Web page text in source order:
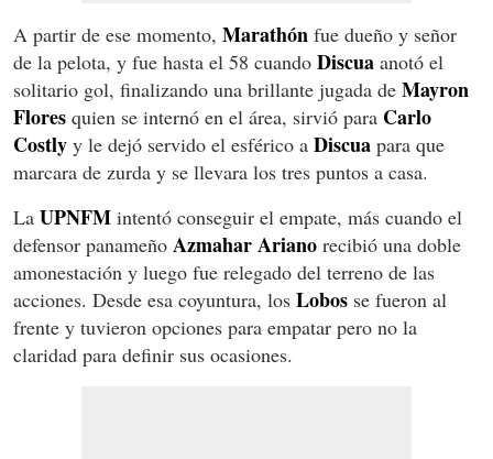
A partir de ese momento, Marathón fue dueño y señor
de la pelota, y fue hasta el 58 cuando Discua anotó el
solitario gol, finalizando una brillante jugada de Mayron
Flores quien se internó en el área, sirvió para Carlo
Costly y le dejó servido el esférico a Discua para que
marcara de zurda y se llevara los tres puntos a casa.
La UPNFM intentó conseguir el empate, más cuando el
defensor panameño Azmahar Ariano recibió una doble
amonestación y luego fue relegado del terreno de las
acciones. Desde esa coyuntura, los Lobos se fueron al
frente y tuvieron opciones para empatar pero no la
claridad para definir sus ocasiones.